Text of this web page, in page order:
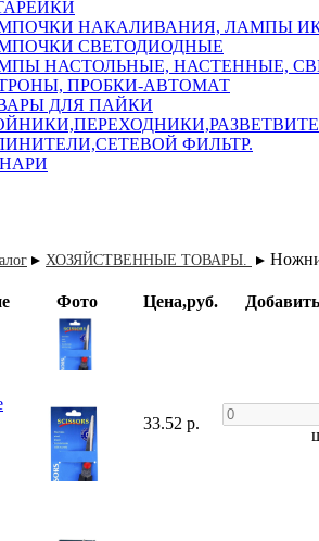
НАКАЛИВАНИЯ, ЛАМПЫ
СВЕТОДИОДНЫЕ
НАСТОЛЬНЫЕ, НАСТЕННЫЕ,
ПРОБКИ-АВТОМАТ
ДЛЯ ПАЙКИ
ФИЛЬТР.
ХОЗЯЙСТВЕННЫЕ ТОВАРЫ.
Фото Цена,руб.
33.52 р.